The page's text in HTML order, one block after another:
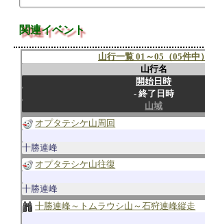
関連イベント
山行一覧 01～05（05件中）
山行名
開始日時
終了日時
山域
オプタテシケ山周回
十勝連峰
オプタテシケ山往復
十勝連峰
十勝連峰～トムラウシ山～石狩連峰縦走